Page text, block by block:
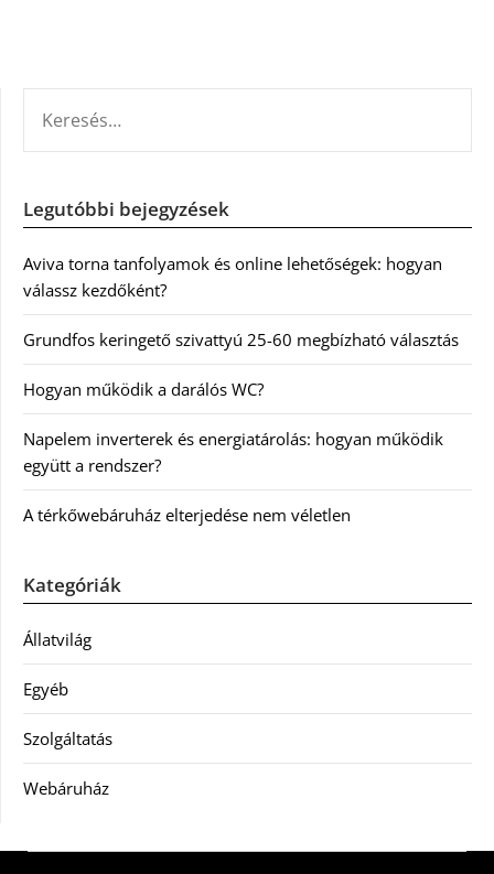
Legutóbbi bejegyzések
Aviva torna tanfolyamok és online lehetőségek: hogyan
válassz kezdőként?
Grundfos keringető szivattyú 25-60 megbízható választás
Hogyan működik a darálós WC?
Napelem inverterek és energiatárolás: hogyan működik
együtt a rendszer?
A térkőwebáruház elterjedése nem véletlen
Kategóriák
Állatvilág
Egyéb
Szolgáltatás
Webáruház